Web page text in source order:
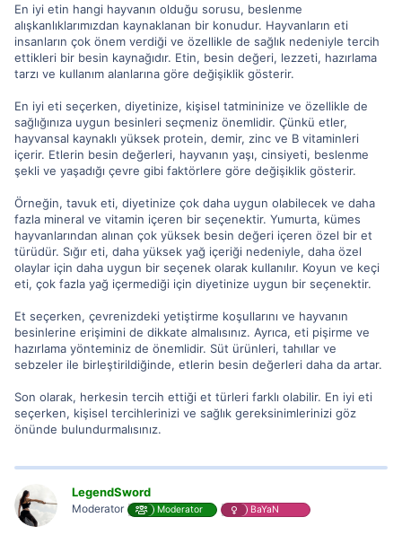
En iyi etin hangi hayvanın olduğu sorusu, beslenme
alışkanlıklarımızdan kaynaklanan bir konudur. Hayvanların eti
insanların çok önem verdiği ve özellikle de sağlık nedeniyle tercih
ettikleri bir besin kaynağıdır. Etin, besin değeri, lezzeti, hazırlama
tarzı ve kullanım alanlarına göre değişiklik gösterir.
En iyi eti seçerken, diyetinize, kişisel tatmininize ve özellikle de
sağlığınıza uygun besinleri seçmeniz önemlidir. Çünkü etler,
hayvansal kaynaklı yüksek protein, demir, zinc ve B vitaminleri
içerir. Etlerin besin değerleri, hayvanın yaşı, cinsiyeti, beslenme
şekli ve yaşadığı çevre gibi faktörlere göre değişiklik gösterir.
Örneğin, tavuk eti, diyetinize çok daha uygun olabilecek ve daha
fazla mineral ve vitamin içeren bir seçenektir. Yumurta, kümes
hayvanlarından alınan çok yüksek besin değeri içeren özel bir et
türüdür. Sığır eti, daha yüksek yağ içeriği nedeniyle, daha özel
olaylar için daha uygun bir seçenek olarak kullanılır. Koyun ve keçi
eti, çok fazla yağ içermediği için diyetinize uygun bir seçenektir.
Et seçerken, çevrenizdeki yetiştirme koşullarını ve hayvanın
besinlerine erişimini de dikkate almalısınız. Ayrıca, eti pişirme ve
hazırlama yönteminiz de önemlidir. Süt ürünleri, tahıllar ve
sebzeler ile birleştirildiğinde, etlerin besin değerleri daha da artar.
Son olarak, herkesin tercih ettiği et türleri farklı olabilir. En iyi eti
seçerken, kişisel tercihlerinizi ve sağlık gereksinimlerinizi göz
önünde bulundurmalısınız.
LegendSword
Moderator Moderator BaYaN